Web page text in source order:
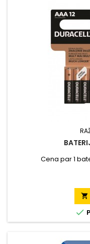
Cena par 1

